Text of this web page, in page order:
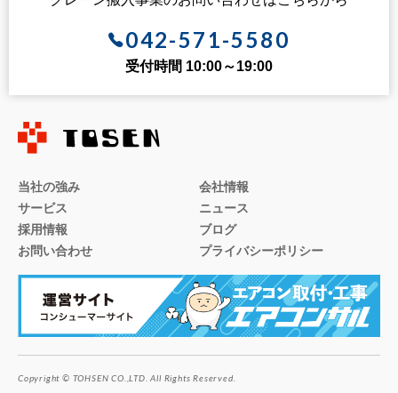
042-571-5580
受付時間 10:00～19:00
当社の強み
会社情報
サービス
ニュース
採用情報
ブログ
お問い合わせ
プライバシーポリシー
Copyright © TOHSEN CO.,LTD. All Rights Reserved.